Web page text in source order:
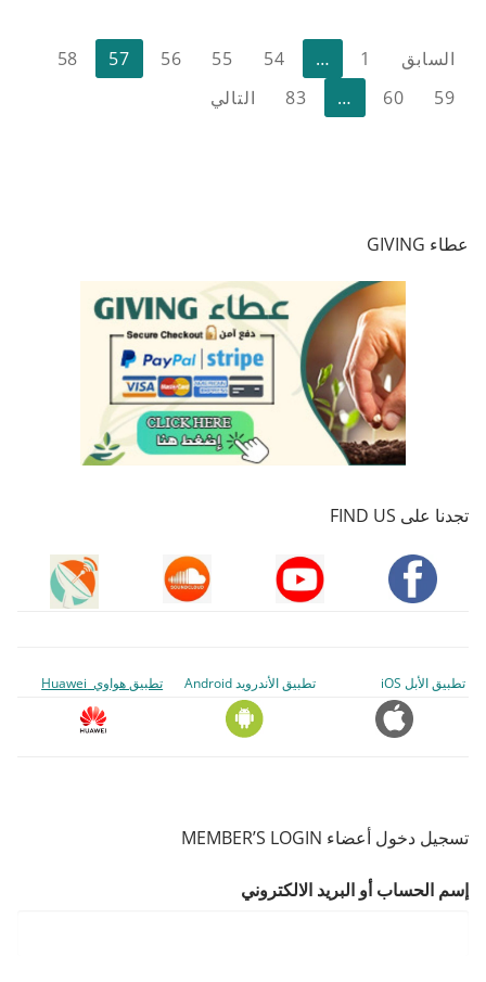
تعدد
صفحات
السابق 1
…
54
55
56
57
58
59
60
…
83 التالي
عطاء GIVING
تجدنا على FIND US
تطبيق الأبل iOS تطبيق الأندرويد Android تطبيق هواوي Huawei
تسجيل دخول أعضاء MEMBER’S LOGIN
إسم الحساب أو البريد الالكتروني